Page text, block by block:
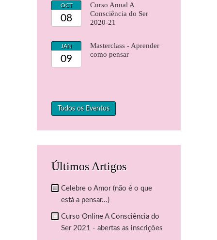
OCT
08
Curso Anual A
Consciência do Ser
2020-21
JAN
09
Masterclass - Aprender
como pensar
Todos os Eventos
Últimos Artigos
Celebre o Amor (não é o que
está a pensar...)
Curso Online A Consciência do
Ser 2021 - abertas as inscrições